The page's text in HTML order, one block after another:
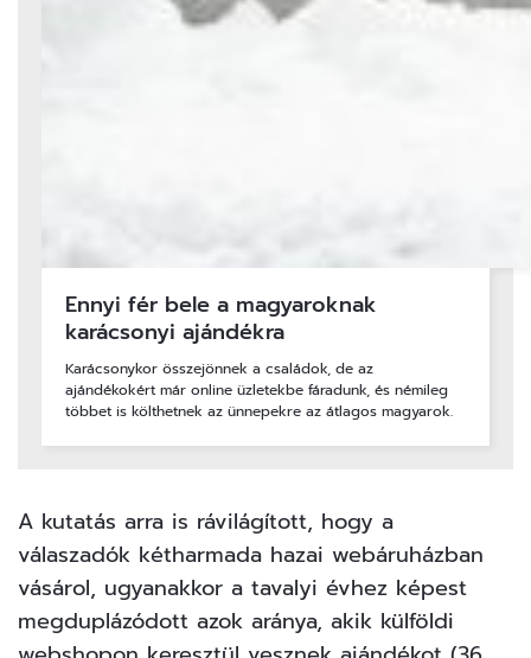
Ennyi fér bele a magyaroknak
karácsonyi ajándékra
Karácsonykor összejönnek a családok, de az
ajándékokért már online üzletekbe fáradunk, és némileg
többet is költhetnek az ünnepekre az átlagos magyarok.
A kutatás arra is rávilágított, hogy a
válaszadók kétharmada hazai webáruházban
vásárol, ugyanakkor a tavalyi évhez képest
megduplázódott azok aránya, akik külföldi